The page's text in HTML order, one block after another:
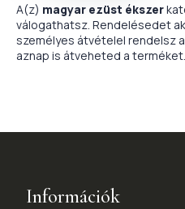
A(z) magyar ezüst ékszer
válogathatsz. Rendelésedet
személyes átvételel rendelsz
aznap is átveheted a terméket.
Információk